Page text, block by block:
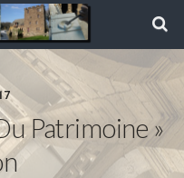
Patrimoine »